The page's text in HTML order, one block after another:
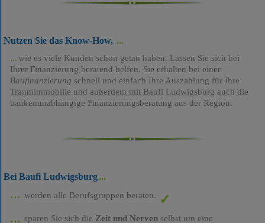
Nutzen Sie das Know-How,
wie es viele Kunden schon getan haben. Lassen Sie sich bei
Ihrer Finanzierung beratend helfen. Sie erhalten bei einer
Baufinanzierung schnell und einfach Ihre Auszahlung für Ihre
Traumimmobilie und außerdem mit Baufi Ludwigsburg auch die
bankenunabhängige Finanzierungsberatung aus der Region.
Bei Baufi Ludwigsburg
werden alle Berufsgruppen beraten.
sparen Sie sich die Zeit und Nervenselbst um eine